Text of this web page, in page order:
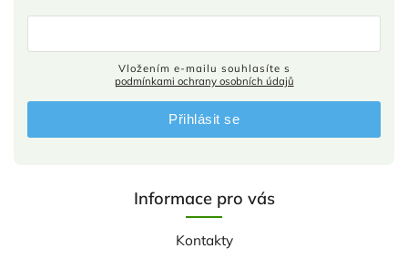
Informace pro vás
Kontakty
podmínkami ochrany osobních údajů
Přihlásit se